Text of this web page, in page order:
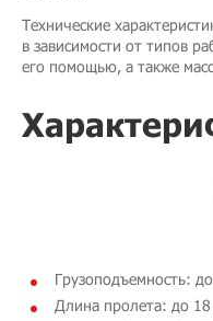
Технические
в зависимости от типов
его помощью, а также
Грузоподъемность:
Длина пролета: до